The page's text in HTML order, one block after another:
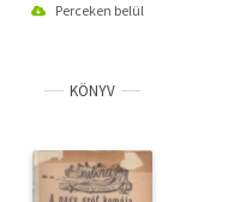
Perceken belül
KÖNYV